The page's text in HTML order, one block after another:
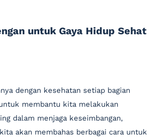
untuk Gaya Hidup Sehat
dengan kesehatan setiap bagian
membantu kita melakukan
dalam menjaga keseimbangan,
akan membahas berbagai cara untuk